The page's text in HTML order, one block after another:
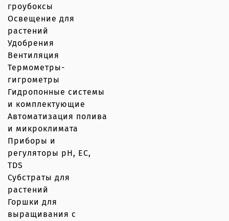
гроубоксы
Освещение для
растений
Удобрения
Вентиляция
Термометры-
гигрометры
Гидропонные системы
и комплектующие
Автоматизация полива
и микроклимата
Приборы и
регуляторы рН, EC,
TDS
Субстраты для
растений
Горшки для
выращивания с